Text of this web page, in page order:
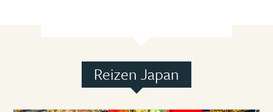
Reizen Japan